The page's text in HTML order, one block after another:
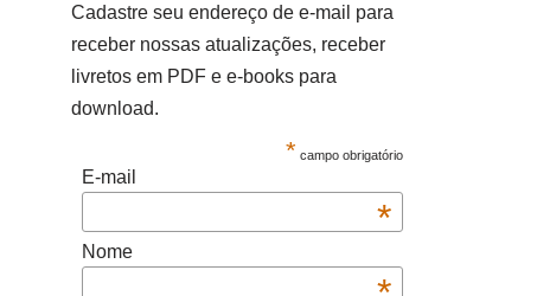
Cadastre seu endereço de e-mail para
receber nossas atualizações, receber
livretos em PDF e e-books para
download.
* campo obrigatório
E-mail
*
Nome